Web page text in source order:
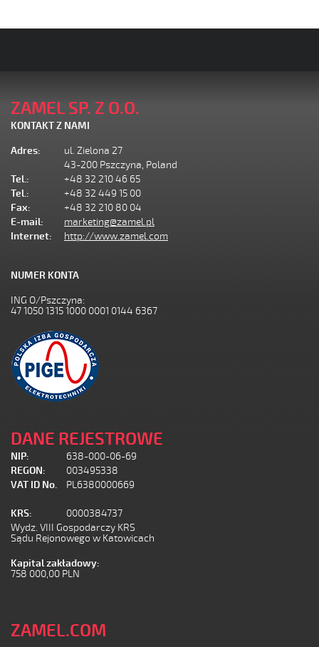
ZAMEL SP. Z O.O.
KONTAKT Z NAMI
Adres:
ul. Zielona 27
43-200 Pszczyna, Poland
Tel.:
+48 32 210 46 65
Tel.:
+48 32 449 15 00
Fax:
+48 32 210 80 04
E-mail:
marketing@zamel.pl
Internet:
http://www.zamel.com
NUMER KONTA
ING O/Pszczyna:
47 1050 1315 1000 0001 0144 6367
DANE REJESTROWE
NIP:
638-000-06-69
REGON:
003495338
VAT ID No.
PL6380000669
KRS:
0000384737
Wydz. VIII Gospodarczy KRS
Sądu Rejonowego w Katowicach
Kapital zakładowy:
758 000,00 PLN
ZAMEL.COM